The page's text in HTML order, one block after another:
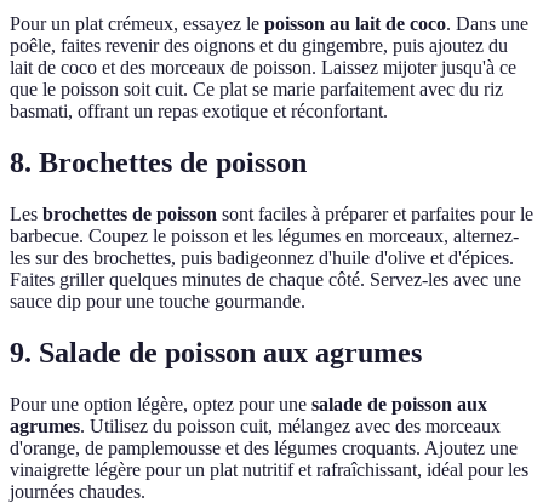
Pour un plat crémeux, essayez le poisson au lait de coco. Dans une
poêle, faites revenir des oignons et du gingembre, puis ajoutez du
lait de coco et des morceaux de poisson. Laissez mijoter jusqu'à ce
que le poisson soit cuit. Ce plat se marie parfaitement avec du riz
basmati, offrant un repas exotique et réconfortant.
8. Brochettes de poisson
Les brochettes de poisson sont faciles à préparer et parfaites pour le
barbecue. Coupez le poisson et les légumes en morceaux, alternez-
les sur des brochettes, puis badigeonnez d'huile d'olive et d'épices.
Faites griller quelques minutes de chaque côté. Servez-les avec une
sauce dip pour une touche gourmande.
9. Salade de poisson aux agrumes
Pour une option légère, optez pour une salade de poisson aux
agrumes. Utilisez du poisson cuit, mélangez avec des morceaux
d'orange, de pamplemousse et des légumes croquants. Ajoutez une
vinaigrette légère pour un plat nutritif et rafraîchissant, idéal pour les
journées chaudes.